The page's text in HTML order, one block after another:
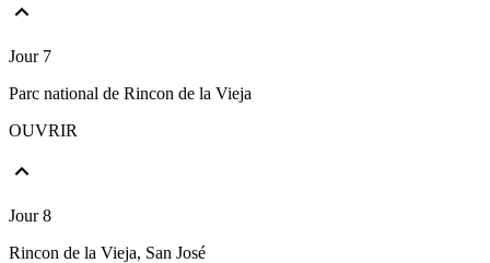
Jour 7
Parc national de Rincon de la Vieja
OUVRIR
Jour 8
Rincon de la Vieja, San José